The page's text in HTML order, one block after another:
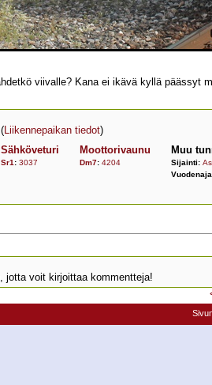
viivalle? Kana ei ikävä kyllä päässyt
(Liikennepaikan tiedot)
Sähköveturi
Sr1 : 3037
Moottorivaunu
Dm7: 4204
Muu
Sijainti:
, jotta voit kirjoittaa kommentteja!